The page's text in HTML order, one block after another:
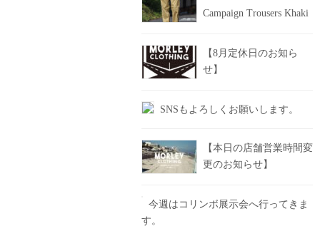
Campaign Trousers Khaki
【8月定休日のお知ら
せ】
SNSもよろしくお願いします。
【本日の店舗営業時間変
更のお知らせ】
今週はコリンボ展示会へ行ってきま
す。